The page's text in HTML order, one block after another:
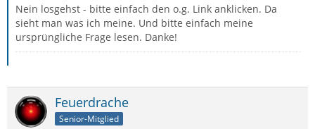
Nein losgehst - bitte einfach den o.g. Link anklicken. Da
sieht man was ich meine. Und bitte einfach meine
ursprüngliche Frage lesen. Danke!
Feuerdrache
Senior-Mitglied